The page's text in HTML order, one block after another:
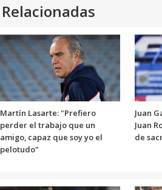
Relacionadas
Martín Lasarte: "Prefiero
perder el trabajo que un
amigo, capaz que soy yo el
pelotudo"
Juan
Juan
de